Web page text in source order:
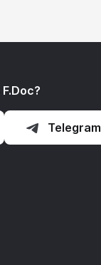
Telegram